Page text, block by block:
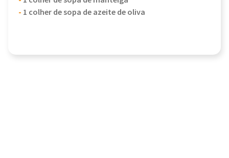
- 1 colher de sopa de azeite de oliva